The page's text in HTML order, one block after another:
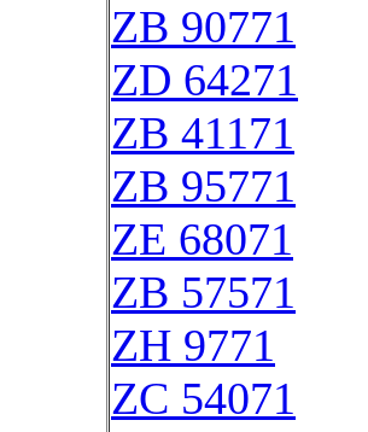
ZB 90771
ZD 64271
ZB 41171
ZB 95771
ZE 68071
ZB 57571
ZH 9771
ZC 54071